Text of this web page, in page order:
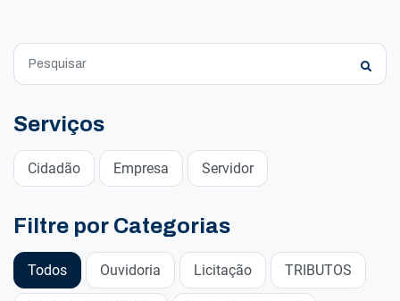
Serviços
Cidadão Empresa Servidor
Filtre por Categorias
Todos Ouvidoria Licitação TRIBUTOS